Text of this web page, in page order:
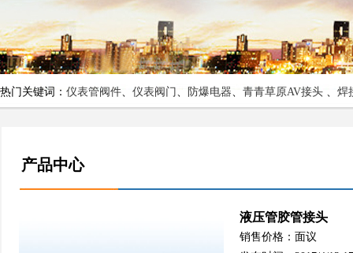
热门关键词： 仪表管阀件、 仪表阀门 、 防爆电器、 青青草原AV接头 、 焊
产品中心
液压管胶管接头
销售价格：面议